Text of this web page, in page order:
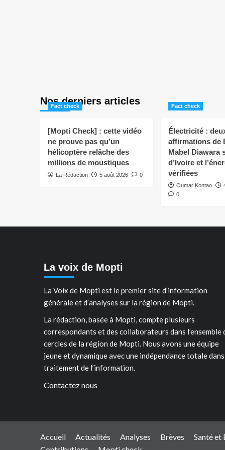
Nos derniers articles
Fact check
[Mopti Check] : cette vidéo
ne prouve pas qu’un
hélicoptère relâche des
millions de moustiques
La Rédaction 5 août 2026 0
Fact check
Électricité :
affirmations de
Mabel Diawara
d’Ivoire et
vérifiées
Oumar Kontao
0
La voix de Mopti
La Voix de Mopti est le premier site d’information
générale et d’analyses sur la région de Mopti.
La rédaction, basée à Mopti, compte plusieurs
correspondants et des collaborateurs dans l’ensemble
cercles de la région de Mopti. Nous avons une équipe
jeune et dynamique avec une indépendance totale
traitement de l’information.
Contactez nous
Accueil Actualités Analyses Brèves
Santé et